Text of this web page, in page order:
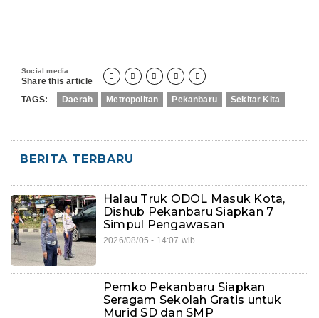
Social media
Share this article     
TAGS: Daerah Metropolitan Pekanbaru Sekitar Kita
BERITA TERBARU
Halau Truk ODOL Masuk Kota,
Dishub Pekanbaru Siapkan 7
Simpul Pengawasan
2026/08/05 - 14:07 wib
Pemko Pekanbaru Siapkan
Seragam Sekolah Gratis untuk
Murid SD dan SMP